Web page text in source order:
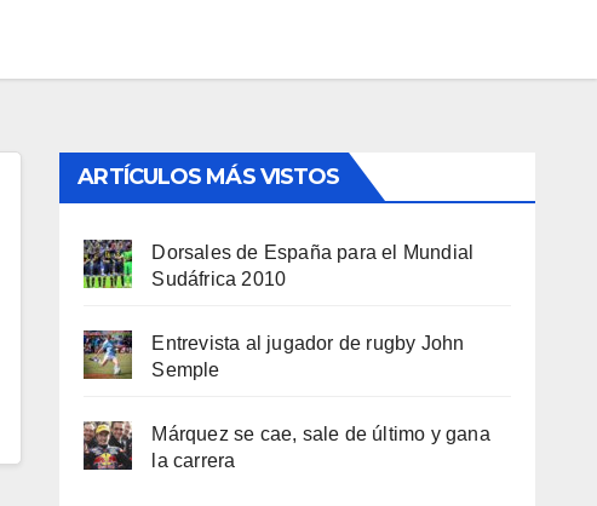
ARTÍCULOS MÁS VISTOS
Dorsales de España para el Mundial
Sudáfrica 2010
Entrevista al jugador de rugby John
Semple
Márquez se cae, sale de último y gana
la carrera